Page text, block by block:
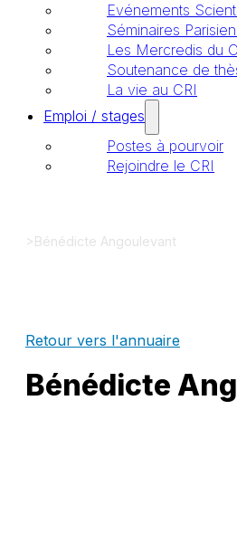
Evénements
Séminaires
Les Mercredis du
Soutenance de
La vie au CRI
Emploi / stages
Postes à pourvoir
Rejoindre le CRI
>Bénédicte Angoulevant
Retour vers l'annuaire
Bénédicte